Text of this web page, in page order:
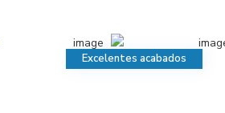
Excelentes acabados